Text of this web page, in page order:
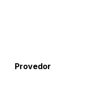
Provedor